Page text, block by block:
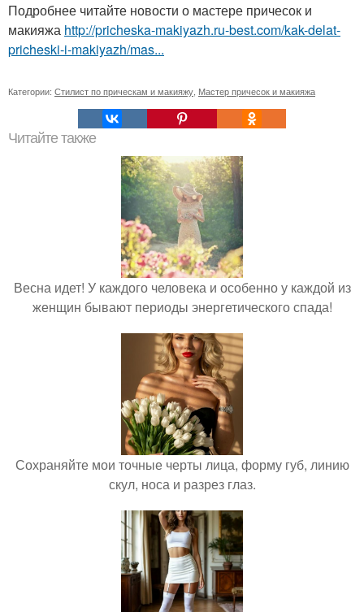
Подробнее читайте новости о мастере причесок и
макияжа http://pricheska-makiyazh.ru-best.com/kak-delat-
pricheski-i-makiyazh/mas...
Категории: Стилист по прическам и макияжу Мастер причесок и макияжа
Читайте также
Весна идет! У каждого человека и особенно у каждой из
женщин бывают периоды энергетического спада!
Сохраняйте мои точные черты лица, форму губ, линию
скул, носа и разрез глаз.